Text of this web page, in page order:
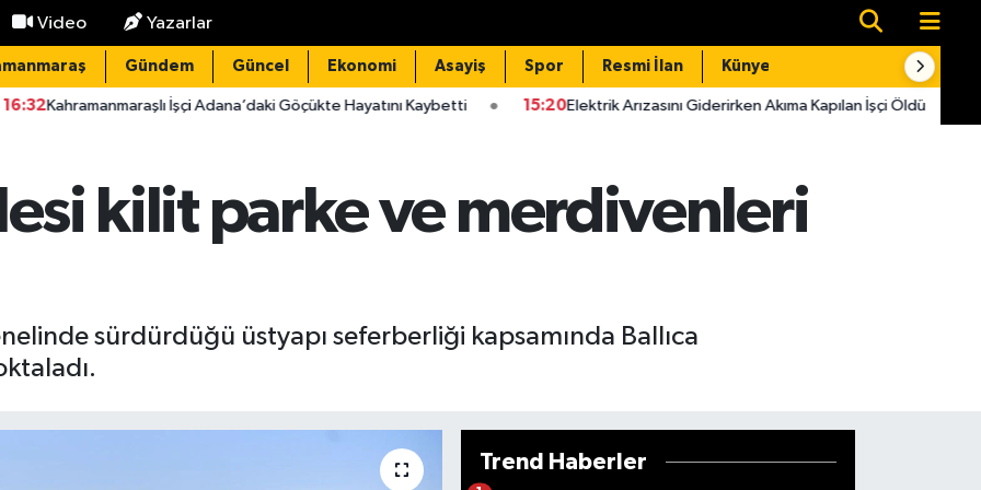
Video Yazarlar
Gündem Güncel Ekonomi Asayiş Spor Resmi İlan Künye
İşçi Adana’daki Göçükte Hayatını Kaybetti 15:20Elektrik Arızasını Giderirken Akıma Kapılan İşçi Öldü 15:14
kilit parke ve merdivenleri
sürdürdüğü üstyapı seferberliği kapsamında Ballıca
Trend Haberler